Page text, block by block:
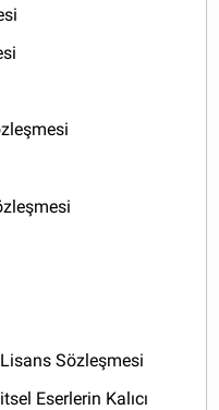
Lisans Sözleşmesi
Eserlerin Kalıcı